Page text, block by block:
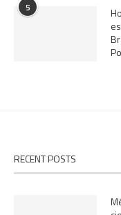
5
RECENT POSTS